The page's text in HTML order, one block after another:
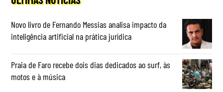
Novo livro de Fernando Messias analisa impacto da
inteligência artificial na prática jurídica
Praia de Faro recebe dois dias dedicados ao surf, às
motos e à música